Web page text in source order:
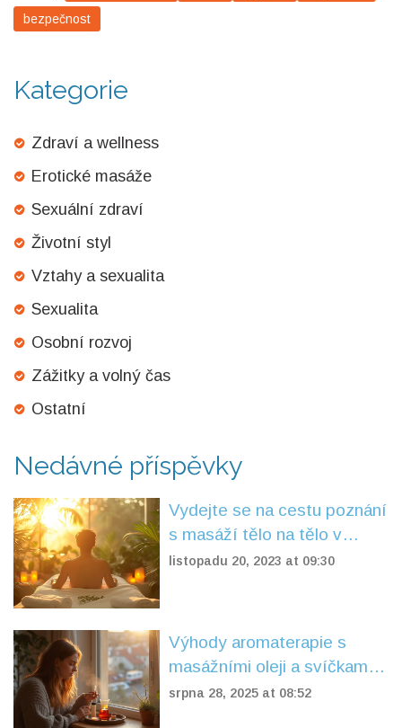
bezpečnost
Kategorie
Zdraví a wellness
Erotické masáže
Sexuální zdraví
Životní styl
Vztahy a sexualita
Sexualita
Osobní rozvoj
Zážitky a volný čas
Ostatní
Nedávné příspěvky
Vydejte se na cestu poznání
s masáží tělo na tělo v
Praze
listopadu 20, 2023 at 09:30
Výhody aromaterapie s
masážními oleji a svíčkami:
účinky, tipy a bezpečnost
srpna 28, 2025 at 08:52